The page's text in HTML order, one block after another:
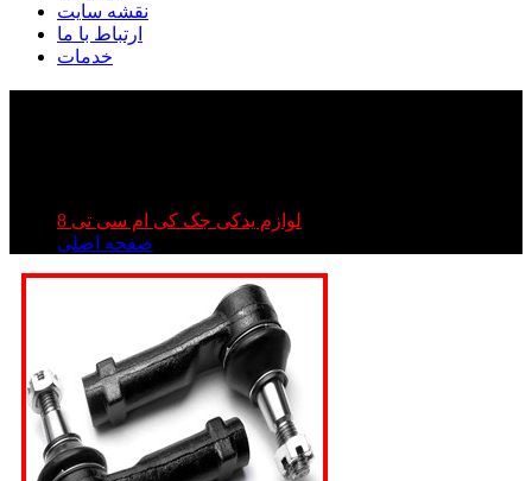
نقشه سایت
ارتباط با ما
خدمات
لوازم یدکی جک کی ام سی تی 8
صفحه اصلی